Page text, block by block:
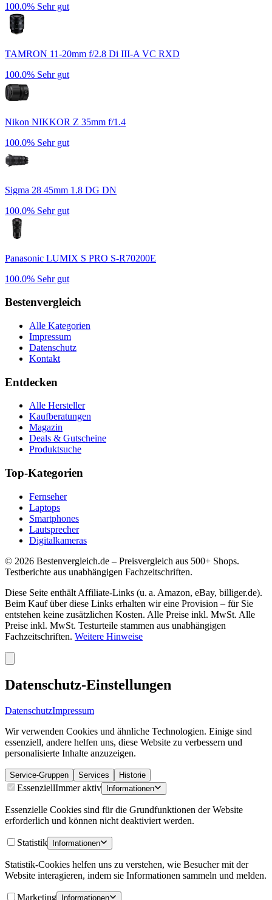
100.0% Sehr gut
TAMRON 11-20mm f/2.8 Di III-A VC RXD
100.0% Sehr gut
Nikon NIKKOR Z 35mm f/1.4
100.0% Sehr gut
Sigma 28 45mm 1.8 DG DN
100.0% Sehr gut
Panasonic LUMIX S PRO S-R70200E
100.0% Sehr gut
Bestenvergleich
Alle Kategorien
Impressum
Datenschutz
Kontakt
Entdecken
Alle Hersteller
Kaufberatungen
Magazin
Deals & Gutscheine
Produktsuche
Top-Kategorien
Fernseher
Laptops
Smartphones
Lautsprecher
Digitalkameras
© 2026 Bestenvergleich.de – Preisvergleich aus 500+ Shops.
Testberichte aus unabhängigen Fachzeitschriften.
Diese Seite enthält Affiliate-Links (u. a. Amazon, eBay, billiger.de).
Beim Kauf über diese Links erhalten wir eine Provision – für Sie
entstehen keine zusätzlichen Kosten. Alle Preise inkl. MwSt. Alle
Preise inkl. MwSt. Testurteile stammen aus unabhängigen
Fachzeitschriften. Weitere Hinweise
Datenschutz-Einstellungen
DatenschutzImpressum
Wir verwenden Cookies und ähnliche Technologien. Einige sind
essenziell, andere helfen uns, diese Website zu verbessern und
personalisierte Inhalte anzuzeigen.
Service-Gruppen Services Historie
EssenziellImmer aktiv Informationen
Essenzielle Cookies sind für die Grundfunktionen der Website
erforderlich und können nicht deaktiviert werden.
Statistik Informationen
Statistik-Cookies helfen uns zu verstehen, wie Besucher mit der
Website interagieren, indem sie Informationen sammeln und melden.
Marketing Informationen